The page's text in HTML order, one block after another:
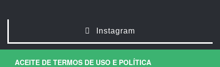
ACEITE DE TERMOS DE USO E POLÍTICA
Instagram